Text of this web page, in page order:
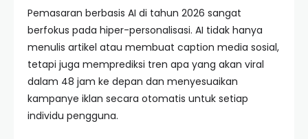
Pemasaran berbasis AI di tahun 2026 sangat
berfokus pada hiper-personalisasi. AI tidak hanya
menulis artikel atau membuat caption media sosial,
tetapi juga memprediksi tren apa yang akan viral
dalam 48 jam ke depan dan menyesuaikan
kampanye iklan secara otomatis untuk setiap
individu pengguna.